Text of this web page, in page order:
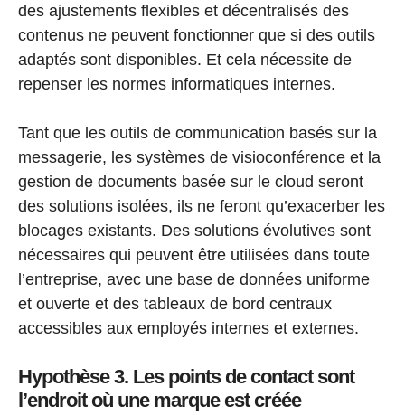
des ajustements flexibles et décentralisés des
contenus ne peuvent fonctionner que si des outils
adaptés sont disponibles. Et cela nécessite de
repenser les normes informatiques internes.
Tant que les outils de communication basés sur la
messagerie, les systèmes de visioconférence et la
gestion de documents basée sur le cloud seront
des solutions isolées, ils ne feront qu’exacerber les
blocages existants. Des solutions évolutives sont
nécessaires qui peuvent être utilisées dans toute
l’entreprise, avec une base de données uniforme
et ouverte et des tableaux de bord centraux
accessibles aux employés internes et externes.
Hypothèse 3. Les points de contact sont
l’endroit où une marque est créée